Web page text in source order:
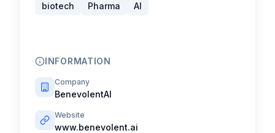
biotech Pharma AI
INFORMATION
Company
BenevolentAI
Website
www.benevolent.ai